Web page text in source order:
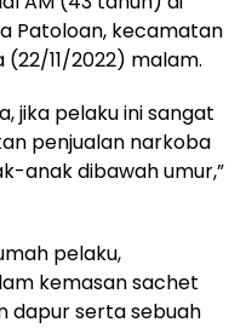
Patoloan, kecamatan
(22/11/2022) malam.
jika pelaku ini sangat
penjualan narkoba
anak dibawah umur,”
pelaku,
kemasan sachet
dapur serta sebuah